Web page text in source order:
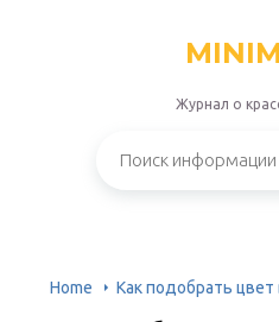
Журнал о
Home Как подобрать